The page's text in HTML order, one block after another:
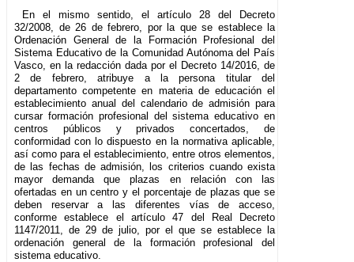
En el mismo sentido, el artículo 28 del Decreto
32/2008, de 26 de febrero, por la que se establece la
Ordenación General de la Formación Profesional del
Sistema Educativo de la Comunidad Autónoma del País
Vasco, en la redacción dada por el Decreto 14/2016, de
2 de febrero, atribuye a la persona titular del
departamento competente en materia de educación el
establecimiento anual del calendario de admisión para
cursar formación profesional del sistema educativo en
centros públicos y privados concertados, de
conformidad con lo dispuesto en la normativa aplicable,
así como para el establecimiento, entre otros elementos,
de las fechas de admisión, los criterios cuando exista
mayor demanda que plazas en relación con las
ofertadas en un centro y el porcentaje de plazas que se
deben reservar a las diferentes vías de acceso,
conforme establece el artículo 47 del Real Decreto
1147/2011, de 29 de julio, por el que se establece la
ordenación general de la formación profesional del
sistema educativo.